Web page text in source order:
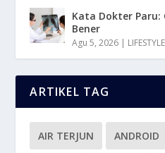
Kata Dokter Paru:
Bener
Agu 5, 2026 | LIFESTYLE
ARTIKEL TAG
AIR TERJUN ANDROID